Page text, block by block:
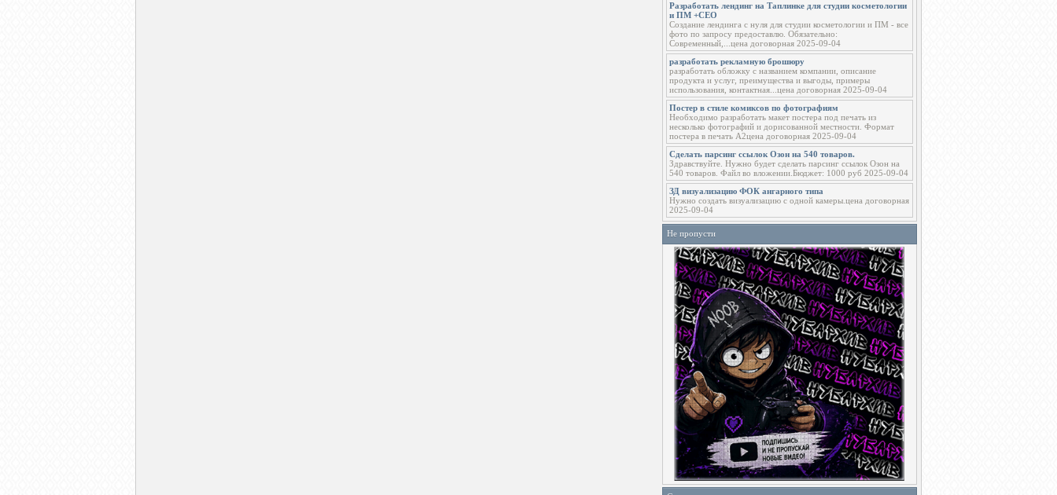
Разработать лендинг на Таплинке для студии косметологии
и ПМ +СЕО
Создание лендинга с нуля для студии косметологии и ПМ - все
фото по запросу предоставлю. Обязательно:
Современный,...цена договорная 2025-09-04
разработать рекламную брошюру
разработать обложку с названием компании, описание
продукта и услуг, преимущества и выгоды, примеры
использования, контактная...цена договорная 2025-09-04
Постер в стиле комиксов по фотографиям
Необходимо разработать макет постера под печать из
несколько фотографий и дорисованной местности. Формат
постера в печать А2цена договорная 2025-09-04
Сделать парсинг ссылок Озон на 540 товаров.
Здравствуйте. Нужно будет сделать парсинг ссылок Озон на
540 товаров. Файл во вложении.Бюджет: 1000 руб 2025-09-04
ЗД визуализацию ФОК ангарного типа
Нужно создать визуализацию с одной камеры.цена договорная
2025-09-04
Не пропусти